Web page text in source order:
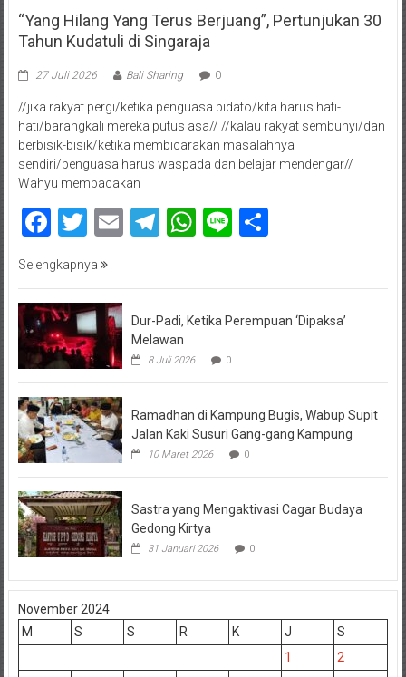
“Yang Hilang Yang Terus Berjuang”, Pertunjukan 30
Tahun Kudatuli di Singaraja
27 Juli 2026 Bali Sharing 0
//jika rakyat pergi/ketika penguasa pidato/kita harus hati-
hati/barangkali mereka putus asa// //kalau rakyat sembunyi/dan
berbisik-bisik/ketika membicarakan masalahnya
sendiri/penguasa harus waspada dan belajar mendengar//
Wahyu membacakan
Facebook
Twitter
EmailTelegram
WhatsApp
LineShare
Selengkapnya
Dur-Padi, Ketika Perempuan ‘Dipaksa’
Melawan
8 Juli 2026 0
Ramadhan di Kampung Bugis, Wabup Supit
Jalan Kaki Susuri Gang-gang Kampung
10 Maret 2026 0
Sastra yang Mengaktivasi Cagar Budaya
Gedong Kirtya
31 Januari 2026 0
November 2024
M
S S R K J
S
1
2